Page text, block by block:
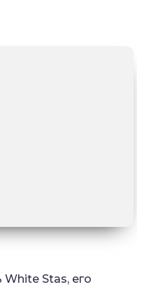
Stas, его